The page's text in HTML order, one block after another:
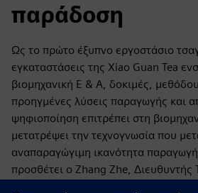
παράδοση
Ως το πρώτο έξυπνο εργοστάσιο
εγκαταστάσεις της Xiao Guan Tea
βιομηχανική Ε & Α, δοκιμές,
προηγμένες λύσεις παραγωγής και
ψηφιοποίηση επιτρέπει στη
μετατρέψει την τεχνογνωσία που
αναπαραγώγιμη ικανότητα
προσθέτει ο Zhang Zhe, Διευθυντής